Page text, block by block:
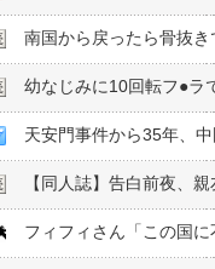
南国から戻ったら骨抜
幼なじみに10回転フ●︎ラ
天安門事件から35年、
【同人誌】告白前夜、